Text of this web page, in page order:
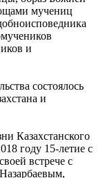
мучениц
и
состоялось
и
Казахстанского
году 15-летие с
встрече с